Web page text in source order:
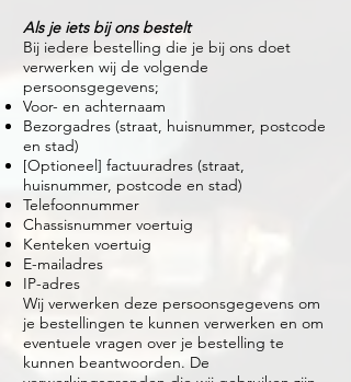
Als je iets bij ons bestelt
Bij iedere bestelling die je bij ons doet
verwerken wij de volgende
persoonsgegevens;
Voor- en achternaam
Bezorgadres (straat, huisnummer, postcode
en stad)
[Optioneel] factuuradres (straat,
huisnummer, postcode en stad)
Telefoonnummer
Chassisnummer voertuig
Kenteken voertuig
E-mailadres
IP-adres
Wij verwerken deze persoonsgegevens om
je bestellingen te kunnen verwerken en om
eventuele vragen over je bestelling te
kunnen beantwoorden. De